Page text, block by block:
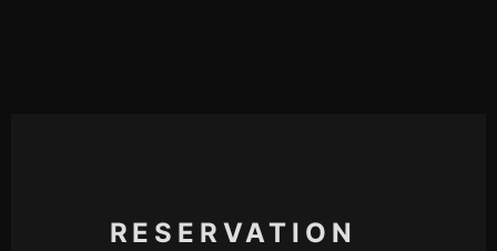
RESERVATION